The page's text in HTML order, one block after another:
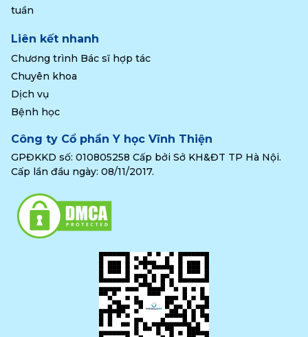
tuần
Liên kết nhanh
Chương trình Bác sĩ hợp tác
Chuyên khoa
Dịch vụ
Bệnh học
Công ty Cổ phần Y học Vĩnh Thiện
GPĐKKD số: 010805258 Cấp bởi Sở KH&ĐT TP Hà Nội.
Cấp lần đầu ngày: 08/11/2017.